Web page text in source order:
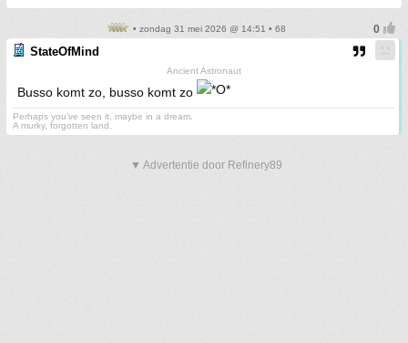
• zondag 31 mei 2026 @ 14:51 • 68
StateOfMind
Ancient Astronaut
Busso komt zo, busso komt zo
Perhaps you've seen it, maybe in a dream.
A murky, forgotten land.
▼ Advertentie door Refinery89